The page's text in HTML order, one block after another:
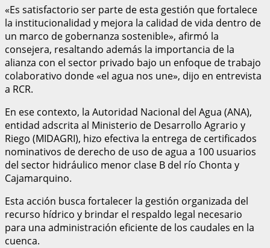
«Es satisfactorio ser parte de esta gestión que fortalece
la institucionalidad y mejora la calidad de vida dentro de
un marco de gobernanza sostenible», afirmó la
consejera, resaltando además la importancia de la
alianza con el sector privado bajo un enfoque de trabajo
colaborativo donde «el agua nos une», dijo en entrevista
a RCR.
En ese contexto, la Autoridad Nacional del Agua (ANA),
entidad adscrita al Ministerio de Desarrollo Agrario y
Riego (MIDAGRI), hizo efectiva la entrega de certificados
nominativos de derecho de uso de agua a 100 usuarios
del sector hidráulico menor clase B del río Chonta y
Cajamarquino.
Esta acción busca fortalecer la gestión organizada del
recurso hídrico y brindar el respaldo legal necesario
para una administración eficiente de los caudales en la
cuenca.